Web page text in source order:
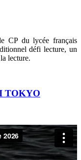
CP du lycée français
défi lecture, un
lecture.
TOKYO